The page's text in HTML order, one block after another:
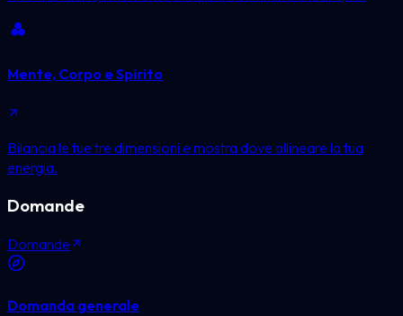
Mente, Corpo e Spirito
Bilancia le tue tre dimensioni e mostra dove allineare la tua
energia.
Domande
Domande
Domanda generale